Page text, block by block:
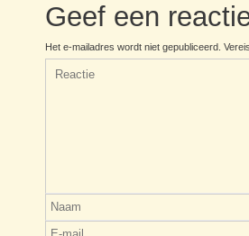
Geef een
Het e-mailadres wordt niet gepubliceerd.